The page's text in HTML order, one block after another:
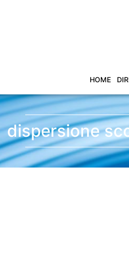
HOME
dispersione